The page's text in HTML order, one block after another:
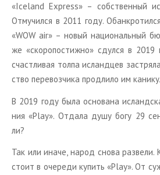
«Iceland Express» – соб­ствен­ный
От­му­чил­ся в 2011 году.
«WOW air» – новый на­ци­о­наль­ный
же «ско­ро­по­стиж­но» сдул­ся в 2019
счаст­ли­вая толпа ис­ланд­цев
ство пе­ре­воз­чи­ка про­дли­ло им
В 2019 году была ос­но­ва­на
ния «Play». От­да­ла душу богу 29
ли?
Так или иначе, народ снова
стоит в оче­ре­ди ку­пить «Play». От